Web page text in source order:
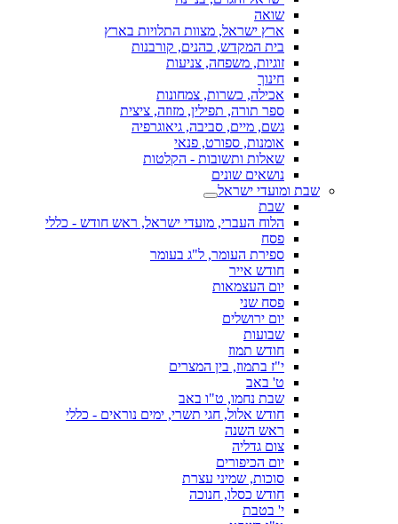
שואה
ארץ ישראל, מצוות התלויות בארץ
בית המקדש, כהנים, קורבנות
זוגיות, משפחה, צניעות
חינוך
אכילה, כשרות, צמחונות
ספר תורה, תפילין, מזוזה, ציצית
גשם, מיים, סביבה, גיאוגרפיה
אומנות, ספורט, פנאי
שאלות ותשובות - הקלטות
נושאים שונים
שבת ומועדי ישראל
שבת
הלוח העברי, מועדי ישראל, ראש חודש - כללי
פסח
ספירת העומר, ל"ג בעומר
חודש אייר
יום העצמאות
פסח שני
יום ירושלים
שבועות
חודש תמוז
י"ז בתמוז, בין המצרים
ט' באב
שבת נחמו, ט"ו באב
חודש אלול, חגי תשרי, ימים נוראים - כללי
ראש השנה
צום גדליה
יום הכיפורים
סוכות, שמיני עצרת
חודש כסלו, חנוכה
י' בטבת